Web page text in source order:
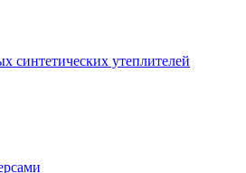
синтетических утеплителей